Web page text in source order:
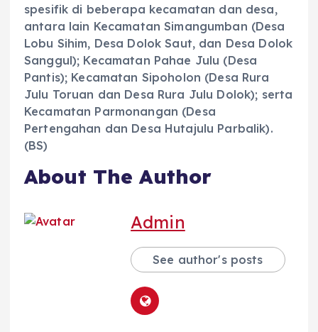
spesifik di beberapa kecamatan dan desa,
antara lain Kecamatan Simangumban (Desa
Lobu Sihim, Desa Dolok Saut, dan Desa Dolok
Sanggul); Kecamatan Pahae Julu (Desa
Pantis); Kecamatan Sipoholon (Desa Rura
Julu Toruan dan Desa Rura Julu Dolok); serta
Kecamatan Parmonangan (Desa
Pertengahan dan Desa Hutajulu Parbalik).
(BS)
About The Author
Admin
See author's posts